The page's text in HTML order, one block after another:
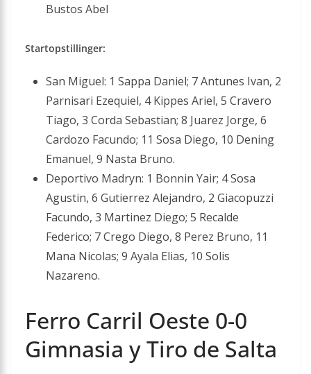
Bustos Abel
Startopstillinger:
San Miguel: 1 Sappa Daniel; 7 Antunes Ivan, 2
Parnisari Ezequiel, 4 Kippes Ariel, 5 Cravero
Tiago, 3 Corda Sebastian; 8 Juarez Jorge, 6
Cardozo Facundo; 11 Sosa Diego, 10 Dening
Emanuel, 9 Nasta Bruno.
Deportivo Madryn: 1 Bonnin Yair; 4 Sosa
Agustin, 6 Gutierrez Alejandro, 2 Giacopuzzi
Facundo, 3 Martinez Diego; 5 Recalde
Federico; 7 Crego Diego, 8 Perez Bruno, 11
Mana Nicolas; 9 Ayala Elias, 10 Solis
Nazareno.
Ferro Carril Oeste 0-0
Gimnasia y Tiro de Salta